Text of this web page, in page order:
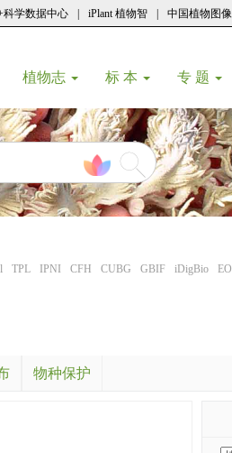
科学数据中心 iPlant 植物智 中国植物图
植物志 标 本 专 题
TPL IPNI CFH CUBG GBIF iDigBio
物种保护